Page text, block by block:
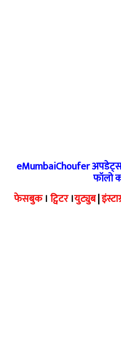
eMumbaiChoufer अपडेट्स
फॉलो
फेसबुक।ट्विटर।युट्युब|